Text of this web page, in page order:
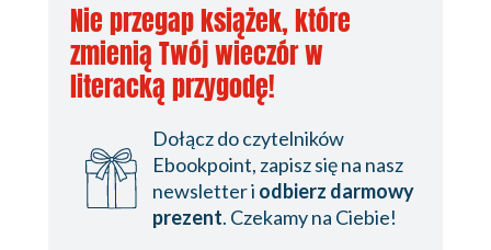
Nie przegap książek, które
zmienią Twój wieczór w
literacką przygodę!
Dołącz do czytelników
Ebookpoint, zapisz się na nasz
newsletter i odbierz darmowy
prezent. Czekamy na Ciebie!